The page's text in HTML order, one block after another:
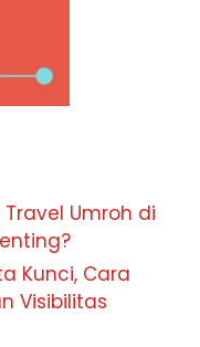
Umroh di
Kunci, Cara
Visibilitas